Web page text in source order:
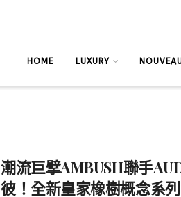
HOME LUXURY
潮流巨擘AMBUSH聯手
彼！全新皇家橡樹概念系